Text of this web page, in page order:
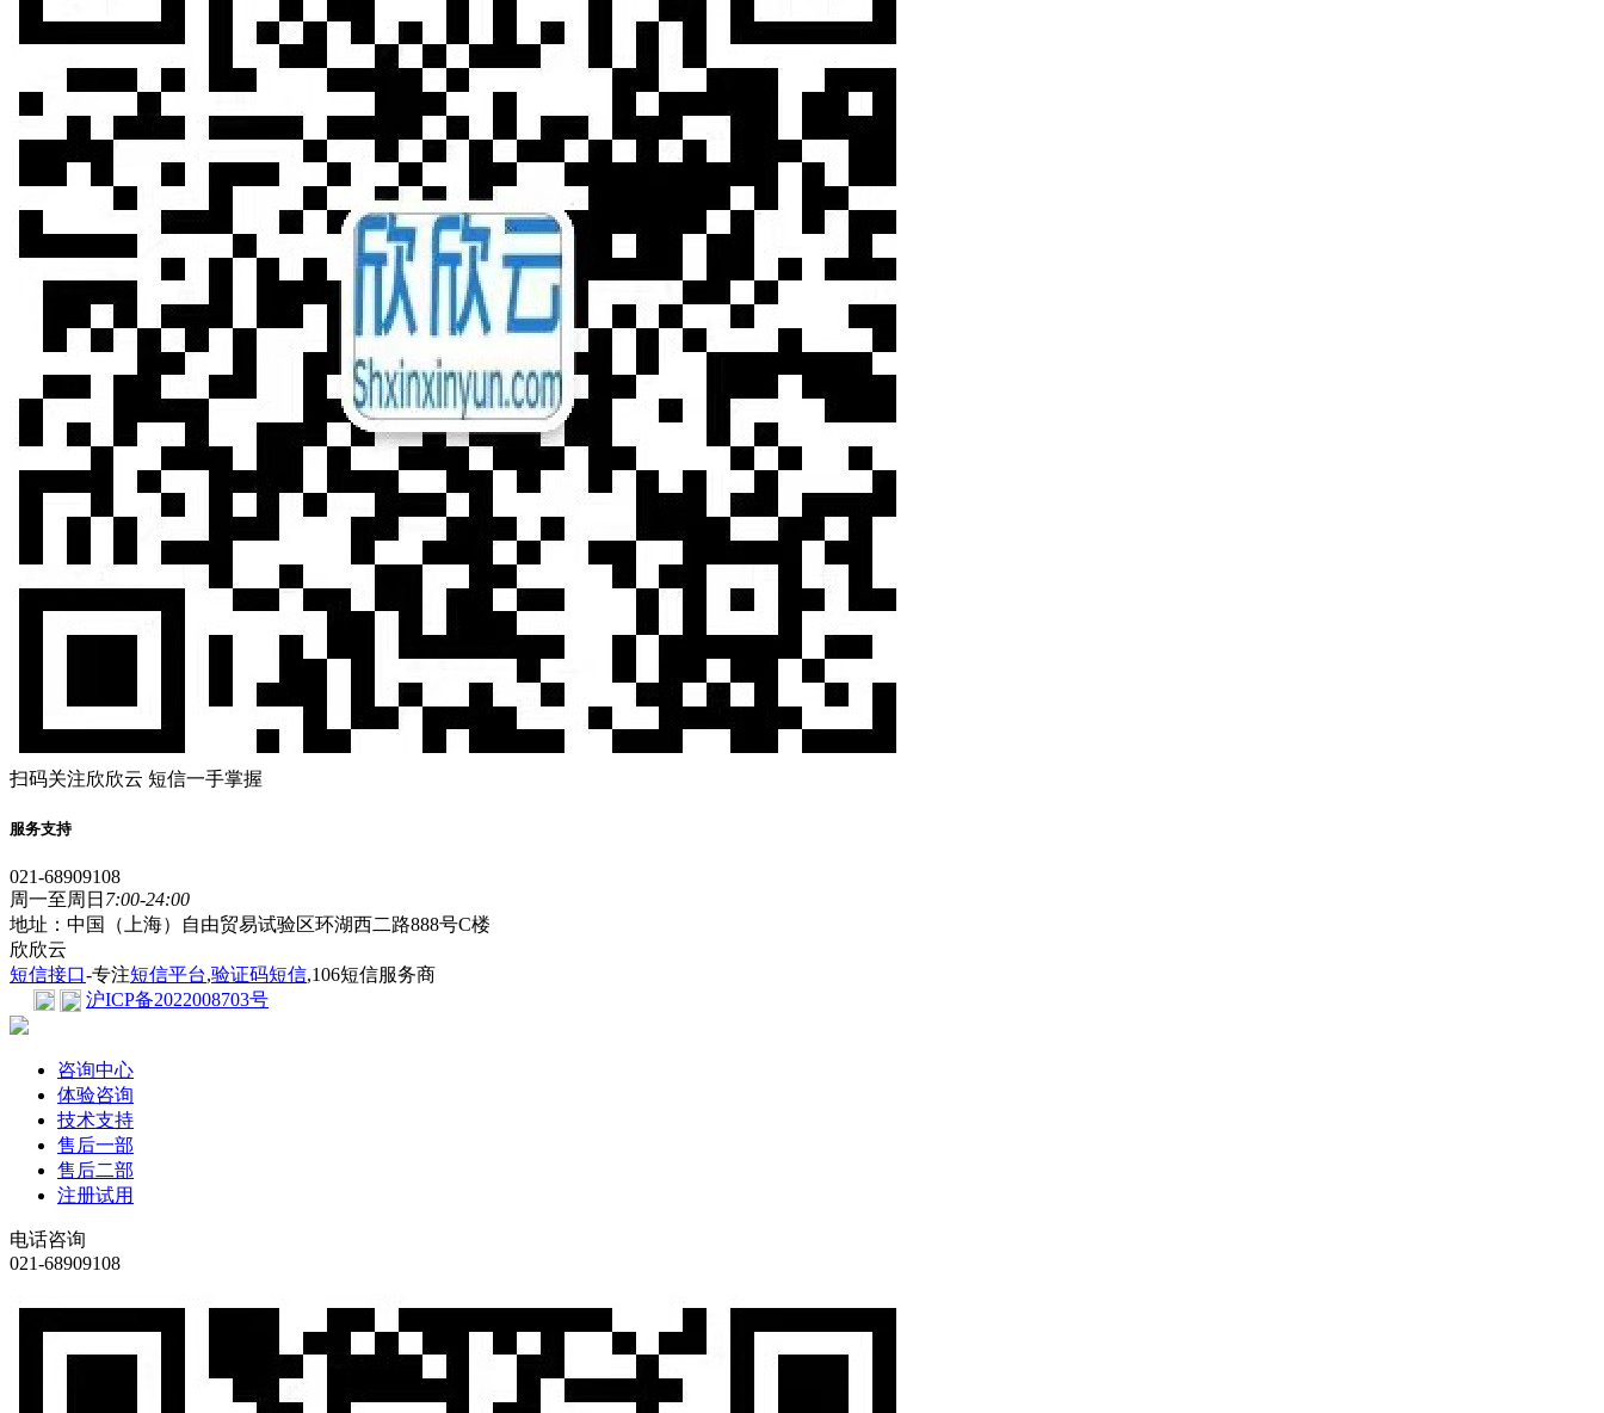
扫码关注欣欣云 短信一手掌握
服务支持
021-68909108
周一至周日 7:00-24:00
地址：中国（上海）自由贸易试验区环湖西二路888号C楼
欣欣云
短信接口-专注短信平台,验证码短信,106短信服务商
沪ICP备2022008703号
咨询中心
体验咨询
技术支持
售后一部
售后二部
注册试用
电话咨询
021-68909108